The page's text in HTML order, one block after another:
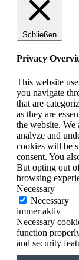
Schließen
Privacy
This website
you navigate
that are
as they are
the website. We
analyze and
cookies will be
consent. You
But opting out
browsing
Necessary
Necessary
immer aktiv
Necessary
function
and security